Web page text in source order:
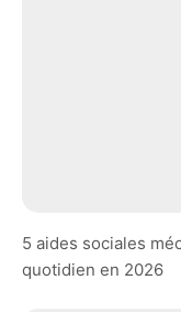
5 aides sociales
quotidien en 2026